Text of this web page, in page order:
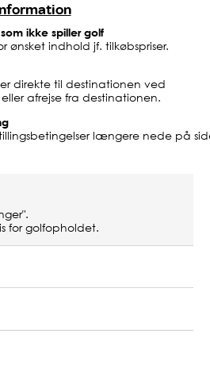
ikke spiller golf
ønsket indhold jf. tilkøbspriser.
direkte til destinationen ved
afrejse fra destinationen.
længere nede på
for golfopholdet.